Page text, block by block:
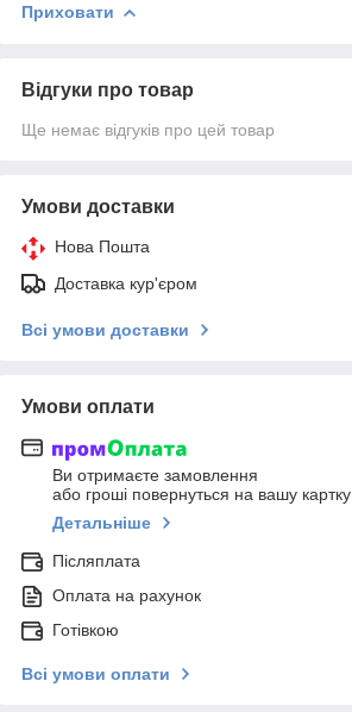
Приховати
Відгуки про товар
Ще немає відгуків про цей товар
Умови доставки
Нова Пошта
Доставка кур'єром
Всі умови доставки
Умови оплати
Ви отримаєте замовлення
або гроші повернуться на вашу картку
Детальніше
Післяплата
Оплата на рахунок
Готівкою
Всі умови оплати